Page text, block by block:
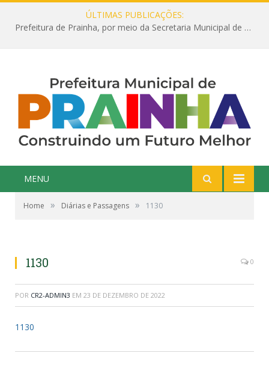
ÚLTIMAS PUBLICAÇÕES:
Prefeitura de Prainha, por meio da Secretaria Municipal de Educação, abre 354 vagas na área da Educação para 2025 com processo seletivo simplificado
MENU
Home » Diárias e Passagens » 1130
1130 0
POR CR2-ADMIN3 EM 23 DE DEZEMBRO DE 2022
1130